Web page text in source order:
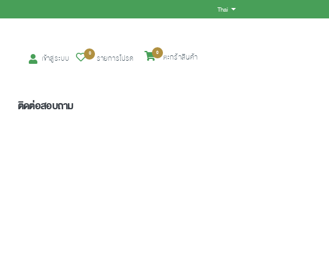
Thai
Toggle Dropdown
เข้าสู่ระบบ รายการโปรด
0 ตะกร้าสินค้า
0
ติดต่อสอบถาม